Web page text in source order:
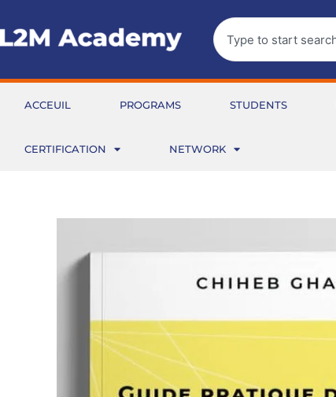
au
contenu
Rechercher
ACCEUIL PROGRAMS STUDENTS
CERTIFICATION NETWORK